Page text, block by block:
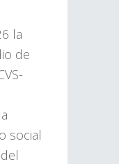
la
de
social